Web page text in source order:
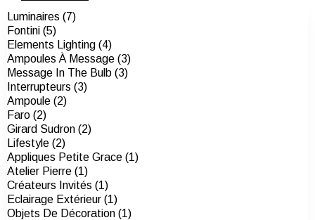
Luminaires (7)
Fontini (5)
Elements Lighting (4)
Ampoules À Message (3)
Message In The Bulb (3)
Interrupteurs (3)
Ampoule (2)
Faro (2)
Girard Sudron (2)
Lifestyle (2)
Appliques Petite Grace (1)
Atelier Pierre (1)
Créateurs Invités (1)
Eclairage Extérieur (1)
Objets De Décoration (1)